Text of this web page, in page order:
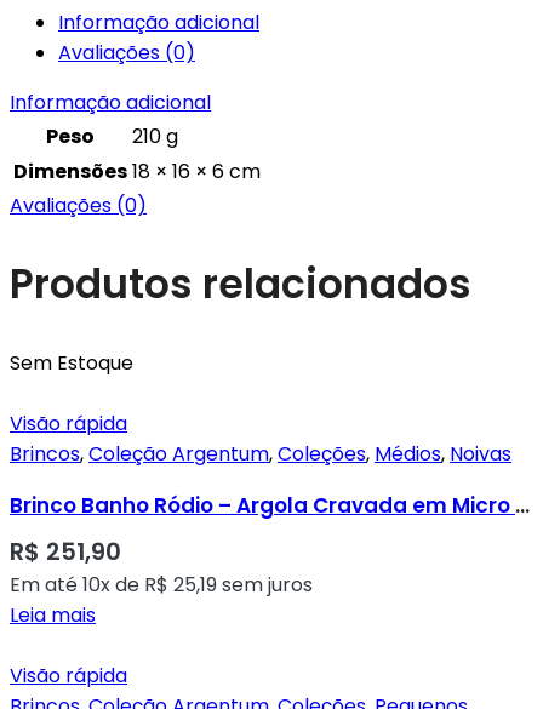
Informação adicional
Avaliações (0)
Informação adicional
Peso
210 g
Dimensões18 × 16 × 6 cm
Avaliações (0)
Produtos relacionados
Sem Estoque
Visão rápida
Brincos,Coleção Argentum,Coleções, Médios, Noivas
Brinco Banho Ródio – Argola Cravada em Micro Zircônias Transparentes e Pingente Pérola
R$ 251,90
Em até 10x de R$ 25,19sem juros
Leia mais
Visão rápida